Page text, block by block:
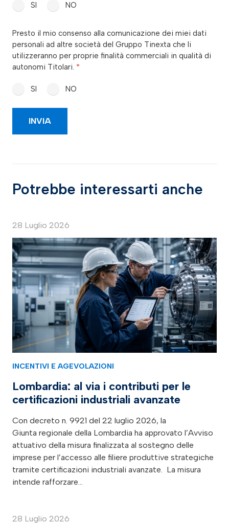
SI NO
Presto il mio consenso alla comunicazione dei miei dati
personali ad altre società del Gruppo Tinexta che li
utilizzeranno per proprie finalità commerciali in qualità di
autonomi Titolari. *
SI NO
Potrebbe interessarti anche
28 Luglio 2026
INCENTIVI E AGEVOLAZIONI
Lombardia: al via i contributi per le
certificazioni industriali avanzate
Con decreto n. 9921 del 22 luglio 2026, la
Giunta regionale della Lombardia ha approvato l’Avviso
attuativo della misura finalizzata al sostegno delle
imprese per l’accesso alle filiere produttive strategiche
tramite certificazioni industriali avanzate. La misura
intende rafforzare…
28 Luglio 2026